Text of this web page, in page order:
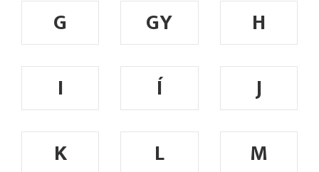
G
GY
H
I
Í
J
K
L
M